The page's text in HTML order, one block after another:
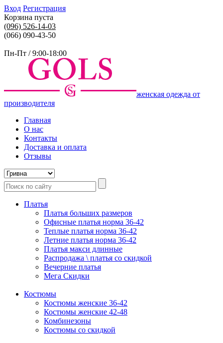
Вход Регистрация
Корзина пуста
(096) 526-14-03
(066) 090-43-50
Пн-Пт / 9:00-18:00
женская одежда от
производителя
Главная
О нас
Контакты
Доставка и оплата
Отзывы
Платья
Платья больших размеров
Офисные платья норма 36-42
Теплые платья норма 36-42
Летние платья норма 36-42
Платья макси длинные
Распродажа \ платья со скидкой
Вечерние платья
Мега Скидки
Костюмы
Костюмы женские 36-42
Костюмы женские 42-48
Комбинезоны
Костюмы со скидкой